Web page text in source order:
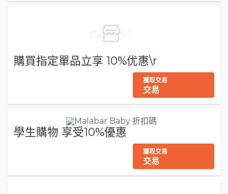
購買指定單品立享 10%优惠\r
獲取交易
交易
學生購物 享受10%優惠
獲取交易
交易